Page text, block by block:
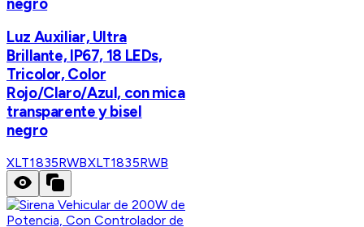
Luz Auxiliar, Ultra
Brillante, IP67, 18 LEDs,
Tricolor, Color
Rojo/Claro/Azul, con mica
transparente y bisel
negro
XLT1835RWBXLT1835RWB